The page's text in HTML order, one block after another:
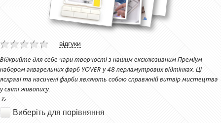
відгуки
Відкрийте для себе чари творчості з нашим ексклюзивним Преміум
набором акварельних фарб YOVER у 48 перламутрових відтінках. Ці
яскраві та насичені фарби являють собою справжній витвір мистецтва
у світі живопису.
&
Виберіть для порівняння